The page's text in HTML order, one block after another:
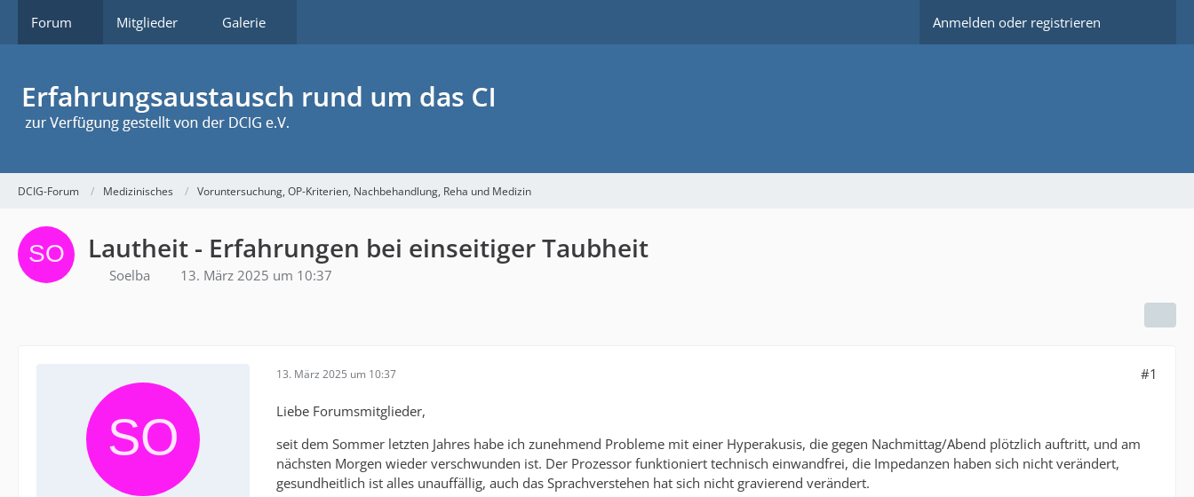
Forum Mitglieder Galerie Anmelden oder registrieren
DCIG-Forum Medizinisches Voruntersuchung, OP-Kriterien, Nachbehandlung, Reha und Medizin
Lautheit - Erfahrungen bei einseitiger Taubheit
Soelba 13. März 2025 um 10:37
13. März 2025 um 10:37 #1
Liebe Forumsmitglieder,
seit dem Sommer letzten Jahres habe ich zunehmend Probleme mit einer Hyperakusis, die gegen Nachmittag/Abend plötzlich auftritt, und am
nächsten Morgen wieder verschwunden ist. Der Prozessor funktioniert technisch einwandfrei, die Impedanzen haben sich nicht verändert,
gesundheitlich ist alles unauffällig, auch das Sprachverstehen hat sich nicht gravierend verändert.